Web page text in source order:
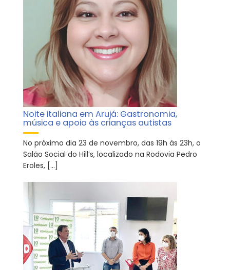
Noite italiana em Arujá: Gastronomia,
música e apoio às crianças autistas
No próximo dia 23 de novembro, das 19h às 23h, o
Salão Social do Hill’s, localizado na Rodovia Pedro
Eroles, […]